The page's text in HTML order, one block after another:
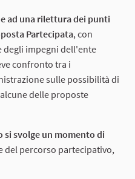
ad una rilettura dei punti
Partecipata, con
degli impegni dell'ente
confronto tra i
sulle possibilità di
delle proposte
svolge un momento di
del percorso partecipativo,